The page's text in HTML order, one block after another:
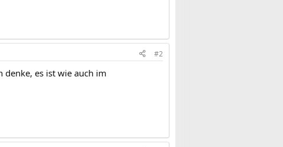
#2
denke, es ist wie auch im